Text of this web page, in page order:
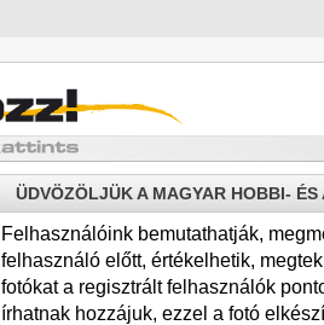
ÜDVÖZÖLJÜK A MAGYAR HOBBI-
Felhasználóink bemutathatják,
felhasználó előtt, értékelhetik,
fotókat a regisztrált felhasználók
írhatnak hozzájuk, ezzel a fotó